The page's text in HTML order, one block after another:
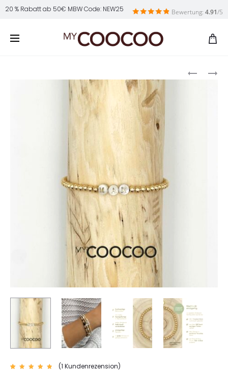
20 % Rabatt ab 50€ MBW Code: NEW25 Bewertung: 4.91/5
MYELARA
MYCARA
(1 Kundenrezension)